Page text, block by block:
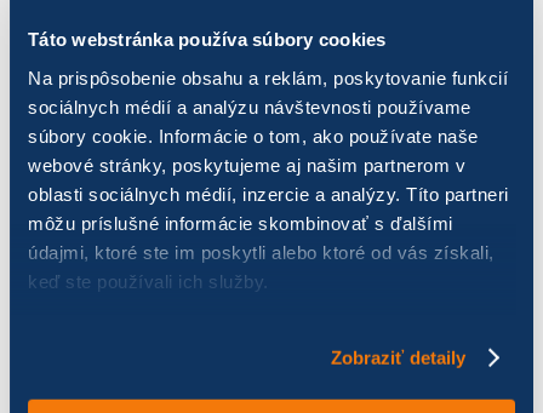
Táto webstránka používa súbory cookies
Na prispôsobenie obsahu a reklám, poskytovanie funkcií
sociálnych médií a analýzu návštevnosti používame
súbory cookie. Informácie o tom, ako používate naše
webové stránky, poskytujeme aj našim partnerom v
oblasti sociálnych médií, inzercie a analýzy. Títo partneri
môžu príslušné informácie skombinovať s ďalšími
údajmi, ktoré ste im poskytli alebo ktoré od vás získali,
keď ste používali ich služby.
Zobraziť detaily
Zobraziť výsledkov
Názov Počet jázd
Bankové tajomstvo 56 196,51
CykloTol